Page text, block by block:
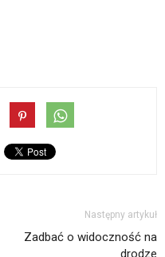
Następny artykuł
Zadbać o widoczność na
drodze